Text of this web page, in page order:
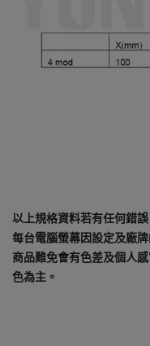
以上規格資料若有任何錯
每台電腦螢幕因設定及廠
商品難免會有色差及個人
色為主。